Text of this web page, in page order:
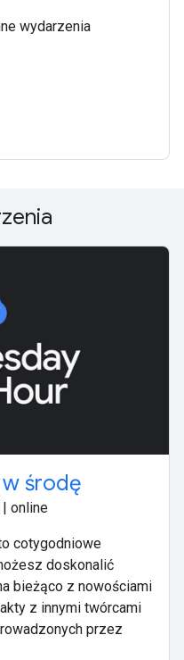
wydarzenia
środę
online
cotygodniowe
doskonalić
bieżąco z nowościami
z innymi twórcami
przez